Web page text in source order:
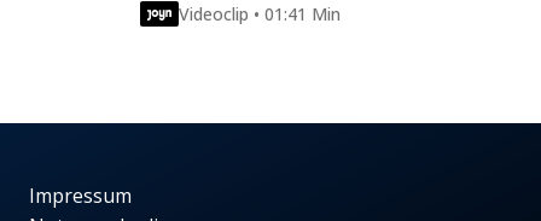
Videoclip • 01:41 Min
Impressum